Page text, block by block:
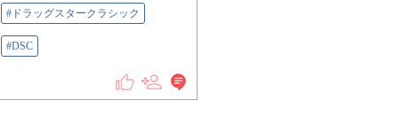
#ドラッグスタークラシック
#DSC